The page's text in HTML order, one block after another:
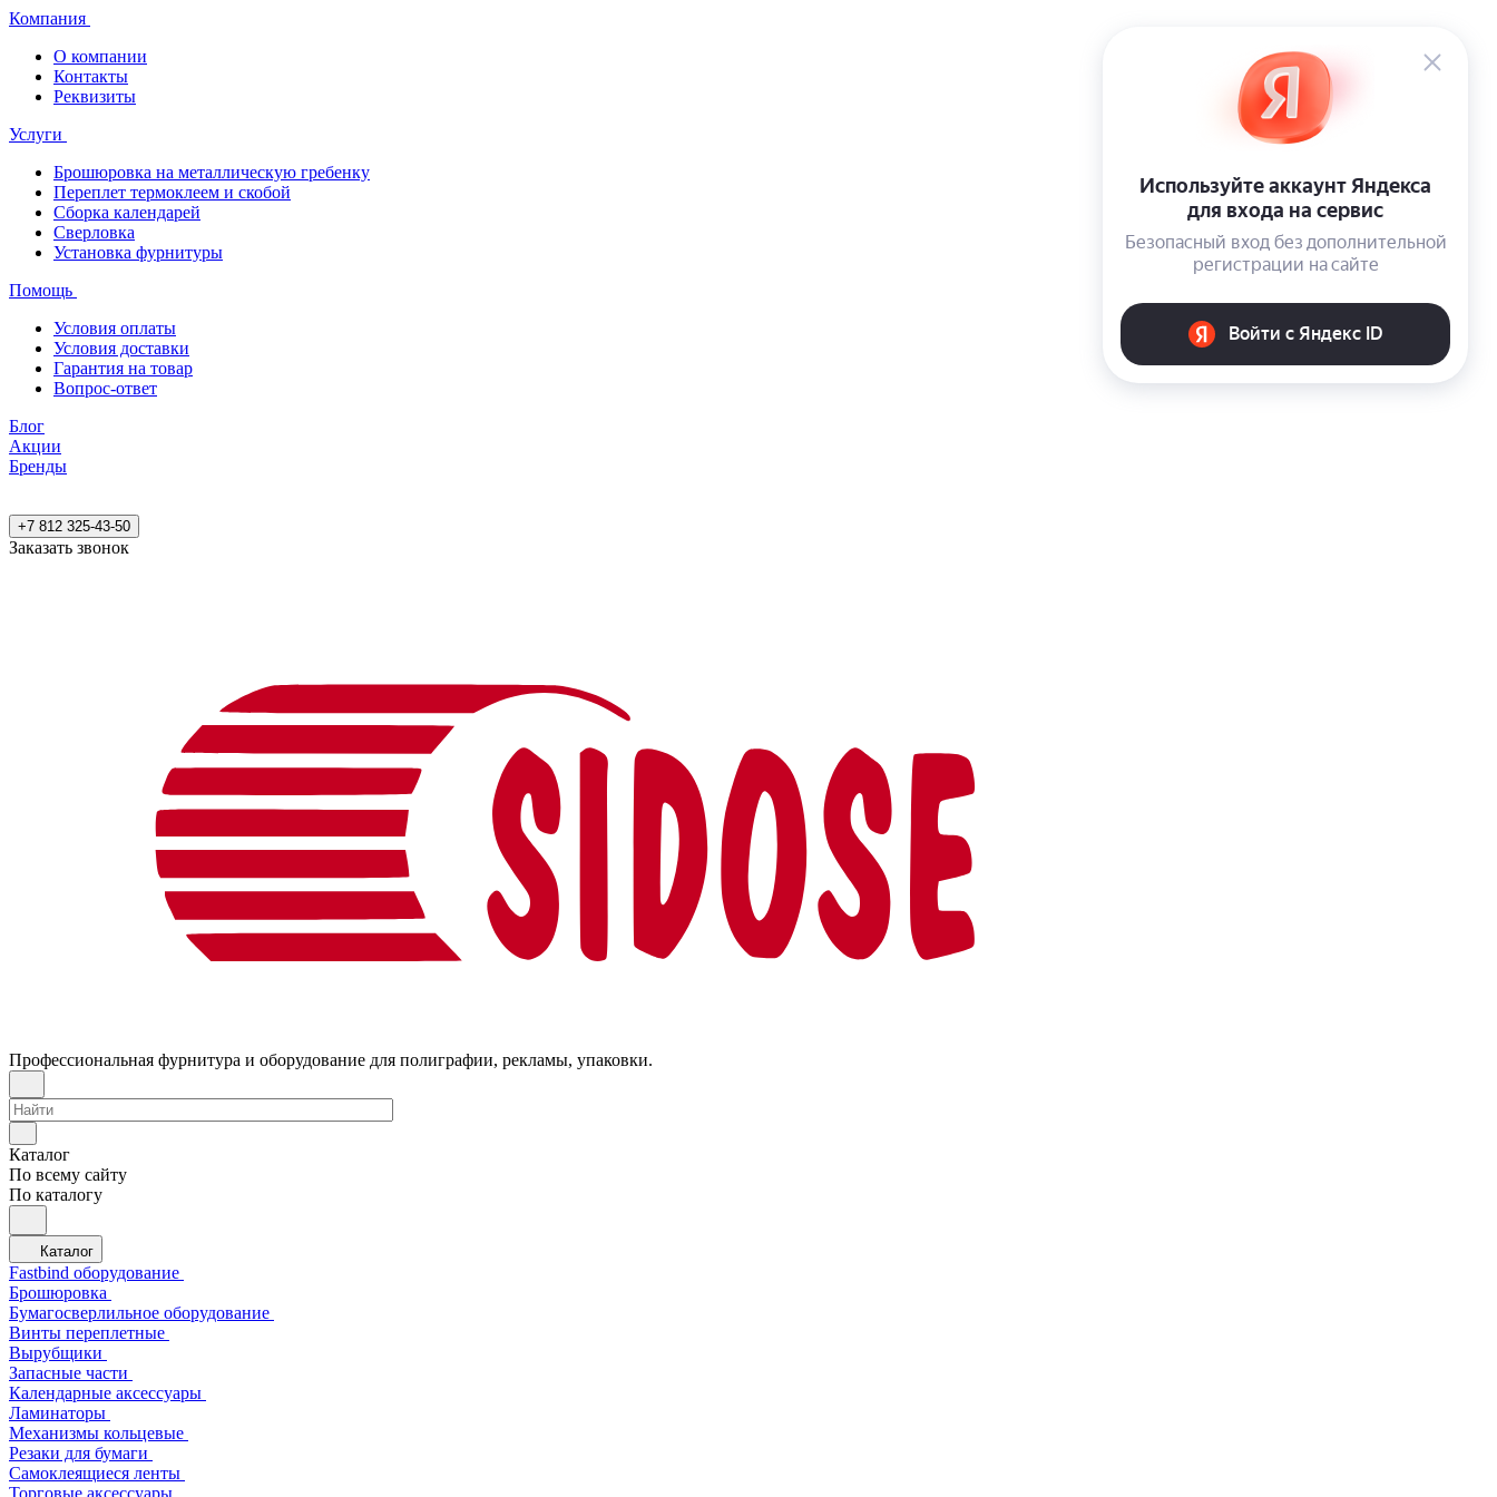
Компания
О компании
Контакты
Реквизиты
Услуги
Брошюровка на металлическую гребенку
Переплет термоклеем и скобой
Сборка календарей
Сверловка
Установка фурнитуры
Помощь
Условия оплаты
Условия доставки
Гарантия на товар
Вопрос-ответ
Блог
Акции
Бренды
+7 812 325-43-50
Заказать звонок
Профессиональная фурнитура и оборудование для полиграфии, рекламы, упаковки.
Каталог
По всему сайту
По каталогу
Каталог
Fastbind оборудование
Брошюровка
Бумагосверлильное оборудование
Винты переплетные
Вырубщики
Запасные части
Календарные аксессуары
Ламинаторы
Механизмы кольцевые
Резаки для бумаги
Самоклеящиеся ленты
Торговые аксессуары